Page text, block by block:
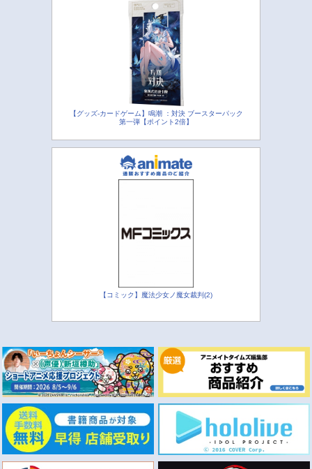
【グッズ-カードゲーム】鳴潮 ：対決 ブースターパック
第一弾【ポイント2倍】
【コミック】魔法少女ノ魔女裁判(2)